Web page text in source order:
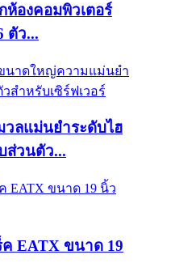
ห้องคอมพิวเตอร์
ตัว...
วลแม่นยำระดับไฮ
ส่วนตัว...
ค EATX ขนาด 19